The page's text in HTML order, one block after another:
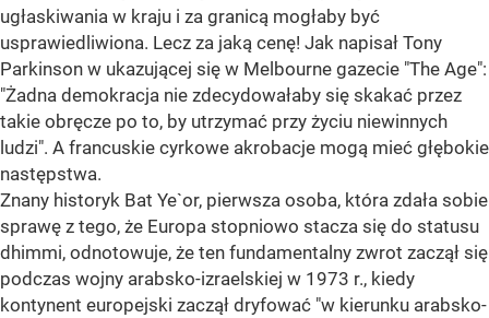
ugłaskiwania w kraju i za granicą mogłaby być
usprawiedliwiona. Lecz za jaką cenę! Jak napisał Tony
Parkinson w ukazującej się w Melbourne gazecie "The Age":
"Żadna demokracja nie zdecydowałaby się skakać przez
takie obręcze po to, by utrzymać przy życiu niewinnych
ludzi". A francuskie cyrkowe akrobacje mogą mieć głębokie
następstwa.
Znany historyk Bat Ye`or, pierwsza osoba, która zdała sobie
sprawę z tego, że Europa stopniowo stacza się do statusu
dhimmi, odnotowuje, że ten fundamentalny zwrot zaczął się
podczas wojny arabsko-izraelskiej w 1973 r., kiedy
kontynent europejski zaczął dryfować "w kierunku arabsko-